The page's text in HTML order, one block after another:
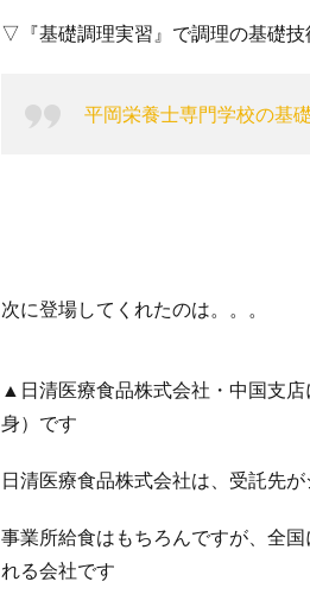
▽『基礎調理実習』で調理の基礎技
平岡栄養士専門学校の基
次に登場してくれたのは。。。
▲日清医療食品株式会社・中国支
身）です
日清医療食品株式会社は、受託先
事業所給食はもちろんですが、全
れる会社です